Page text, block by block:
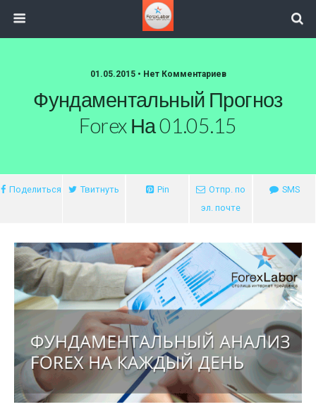
01.05.2015 • Нет Комментариев
Фундаментальный Прогноз
Forex На 01.05.15
Поделиться Твитнуть Pin
Отпр. по
эл. почте
SMS